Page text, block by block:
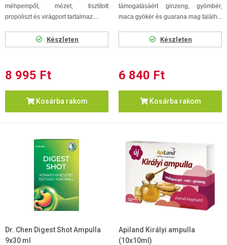
méhpempőt, mézet, tisztított
propoliszt és virágport tartalmaz....
Készleten
8 995 Ft
Kosárba rakom
támogatásáért ginzeng, gyömbér,
maca gyökér és guarana mag találh...
Készleten
6 840 Ft
Kosárba rakom
Dr. Chen Digest Shot Ampulla
9x30 ml
Apiland Királyi ampulla
(10x10ml)